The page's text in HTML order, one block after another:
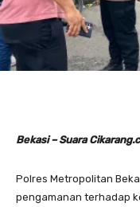
Bekasi – Suara
Polres Metropolitan
pengamanan terhadap